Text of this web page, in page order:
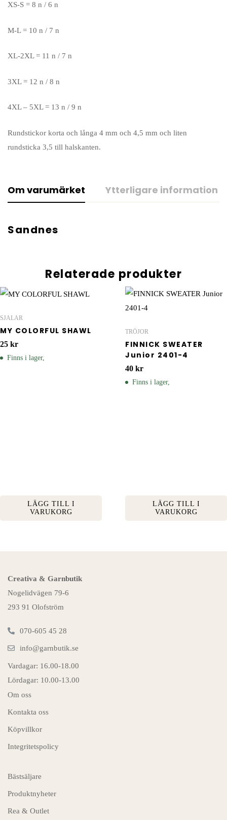
XS-S = 8 n / 6 n
M-L = 10 n / 7 n
XL-2XL = 11 n / 7 n
3XL = 12 n / 8 n
4XL – 5XL = 13 n / 9 n
Rundstickor korta och långa 4 mm och 4,5 mm och liten
rundsticka 3,5 till halskanten.
Om varumärket Ytterligare information
Sandnes
Relaterade produkter
SJALAR
MY COLORFUL SHAWL
25 kr
Finns i lager,
LÄGG TILL I
VARUKORG
TRÖJOR
FINNICK SWEATER
Junior 2401-4
40 kr
Finns i lager,
LÄGG TILL I
VARUKORG
Creativa & Garnbutik
Nogelidvägen 79-6
293 91 Olofström
070-605 45 28
info@garnbutik.se
Vardagar: 16.00-18.00
Lördagar: 10.00-13.00
Om oss
Kontakta oss
Köpvillkor
Integritetspolicy
Bästsäljare
Produktnyheter
Rea & Outlet